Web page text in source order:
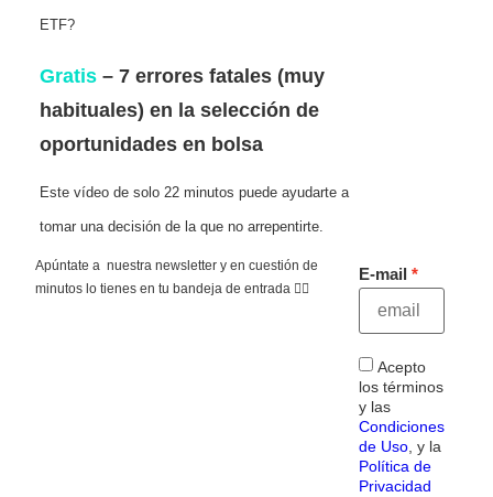
ETF?
Gratis – 7 errores fatales (muy
habituales) en la selección de
oportunidades en bolsa
Este vídeo de solo 22 minutos puede ayudarte a
tomar una decisión de la que no arrepentirte.
Apúntate a nuestra newsletter y en cuestión de
minutos lo tienes en tu bandeja de entrada 👇🏻
E-mail
Acepto
los términos
y las
Condiciones
de Uso , y la
Política de
Privacidad